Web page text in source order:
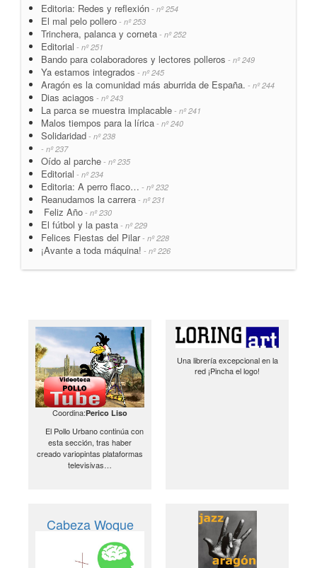
Editoria: Redes y reflexión - nº 254
El mal pelo pollero - nº 253
Trinchera, palanca y corneta - nº 252
Editorial - nº 251
Bando para colaboradores y lectores polleros - nº 249
Ya estamos integrados - nº 245
Aragón es la comunidad más aburrida de España. - nº 244
Dias aciagos - nº 243
La parca se muestra implacable - nº 241
Malos tiempos para la lírica - nº 240
Solidaridad - nº 238
- nº 237
Oído al parche - nº 235
Editorial - nº 234
Editoria: A perro flaco… - nº 232
Reanudamos la carrera - nº 231
Feliz Año - nº 230
El fútbol y la pasta - nº 229
Felices Fiestas del Pilar- nº 228
¡Avante a toda máquina! - nº 226
Coordina:Perico Liso
El Pollo Urbano continúa con
esta sección, tras haber
creado variopintas plataformas
televisivas…
Una librería excepcional en la
red ¡Pincha el logo!
Cabeza Woque